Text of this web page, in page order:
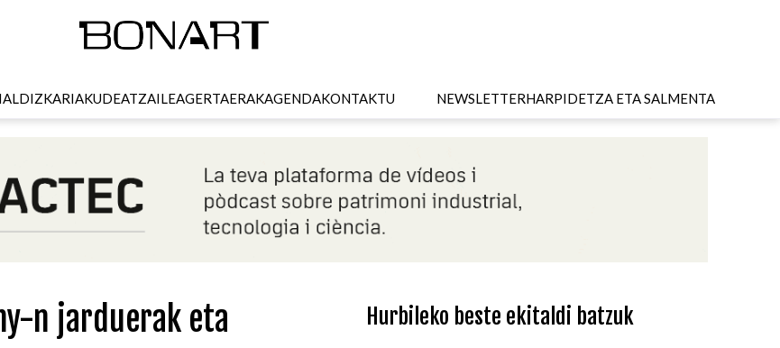
ALDIZKARIAKUDEATZAILEAGERTAERAKAGENDAKONTAKTU NEWSLETTERHARPIDETZA ETA SALMENTA
n jarduerak eta
Hurbileko beste ekitaldi batzuk